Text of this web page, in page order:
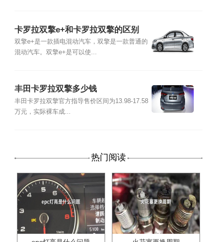
卡罗拉双擎e+和卡罗拉双擎的区别
双擎e+是一款插电混动汽车，双擎是一款普通的
混动汽车。双擎e+是可以使...
丰田卡罗拉双擎多少钱
丰田卡罗拉双擎官方指导售价区间为13.98-17.58
万元，实际裸车成...
热门阅读